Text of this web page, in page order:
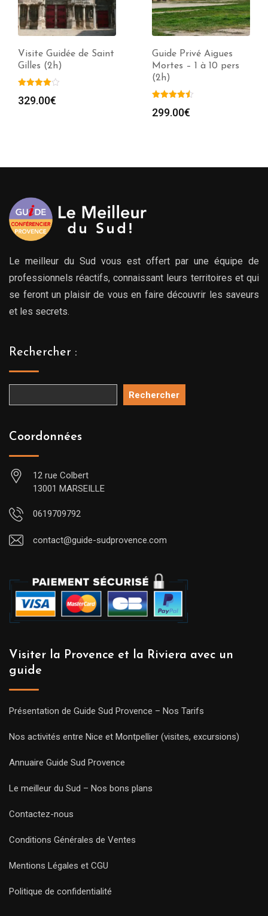
Visite Guidée de Saint
Gilles (2h)
329.00€
Guide Privé Aigues
Mortes – 1 à 10 pers
(2h)
299.00€
Le meilleur du Sud vous est offert par une équipe de
professionnels réactifs, connaissant leurs territoires et qui
se feront un plaisir de vous en faire découvrir les saveurs
et les secrets.
Rechercher :
Rechercher
Coordonnées
12 rue Colbert
13001 MARSEILLE
0619709792
contact@guide-sudprovence.com
Visiter la Provence et la Riviera avec un
guide
Présentation de Guide Sud Provence – Nos Tarifs
Nos activités entre Nice et Montpellier (visites, excursions)
Annuaire Guide Sud Provence
Le meilleur du Sud – Nos bons plans
Contactez-nous
Conditions Générales de Ventes
Mentions Légales et CGU
Politique de confidentialité